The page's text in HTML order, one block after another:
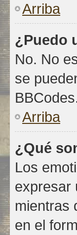
Arriba
¿Puedo
No. No
se
Arriba
¿Qué
Los
expresar
mientras
en el